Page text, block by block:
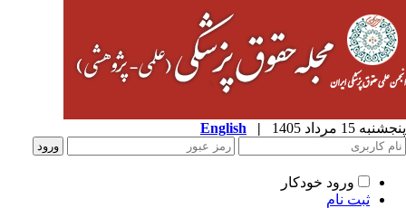
15 مرداد 1405 |
English
ورود خودکار
ثبت نام